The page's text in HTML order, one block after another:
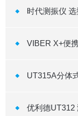
时代测振仪
VIBER X+便
UT315A分体
优利德UT312